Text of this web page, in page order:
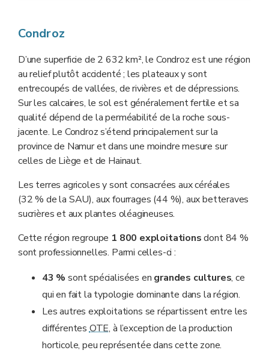
Condroz
D’une superficie de 2 632 km², le Condroz est une région
au relief plutôt accidenté ; les plateaux y sont
entrecoupés de vallées, de rivières et de dépressions.
Sur les calcaires, le sol est généralement fertile et sa
qualité dépend de la perméabilité de la roche sous-
jacente. Le Condroz s’étend principalement sur la
province de Namur et dans une moindre mesure sur
celles de Liège et de Hainaut.
Les terres agricoles y sont consacrées aux céréales
(32 % de la SAU), aux fourrages (44 %), aux betteraves
sucrières et aux plantes oléagineuses.
Cette région regroupe 1 800 exploitationsdont 84 %
sont professionnelles. Parmi celles-ci :
43 %sont spécialisées en grandes cultures, ce
qui en fait la typologie dominante dans la région.
Les autres exploitations se répartissent entre les
différentesOTE, à l’exception de la production
horticole, peu représentée dans cette zone.